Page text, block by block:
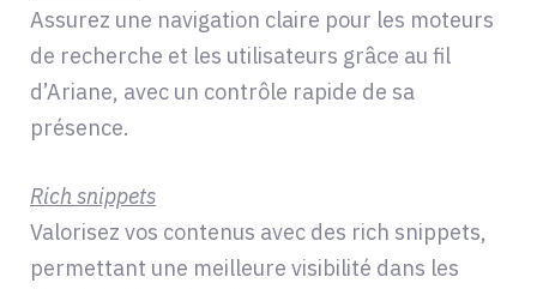
Assurez une navigation claire pour les moteurs
de recherche et les utilisateurs grâce au fil
d’Ariane, avec un contrôle rapide de sa
présence.
Rich snippets
Valorisez vos contenus avec des rich snippets,
permettant une meilleure visibilité dans les